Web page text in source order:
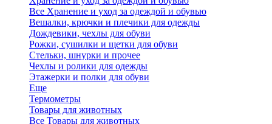
Все Хранение и уход за одеждой и обувью
Вешалки, крючки и плечики для одежды
Дождевики, чехлы для обуви
Рожки, сушилки и щетки для обуви
Стельки, шнурки и прочее
Чехлы и ролики для одежды
Этажерки и полки для обуви
Еще
Термометры
Товары для животных
Все Товары для животных